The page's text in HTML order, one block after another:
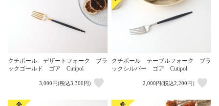
クチポール デザートフォーク ブラ
ックゴールド ゴア Cutipol
3,000円(税込3,300円)
クチポール テーブルフォーク ブラ
ックシルバー ゴア Cutipol
2,000円(税込2,200円)